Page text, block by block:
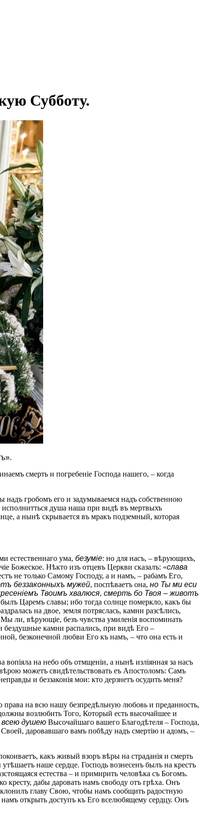
Субботу.
смерть и погребеніе Господа нашего, – когда
гробомъ его и задумываемся надъ собственною
душа наша при видѣ въ мертвыхъ
а нынѣ скрывается въ мракъ подземный, которая
естественнаго ума, безуміе: но для насъ, – вѣрующихъ,
Божеское. Нѣкто изъ отцевъ Церкви сказалъ: «слава
не только Самому Господу, а и намъ, – рабамъ Его,
беззаконныхъ мужей, поспѣваетъ она, но Ты ми ecи
Твоимъ хвалюся, смерть бо Твоя – животъ
Царемъ славы; ибо тогда солнце померкло, какъ бы
на двое, земля потряслась, камни разсѣлись,
ли, вѣрующіе, безъ чувства умиленія воспоминать
бездушные камни распались, при видѣ Его –
безконечной любви Его къ намъ, – что она есть и
на небо объ отмщеніи, а нынѣ изліянная за насъ
можетъ свидѣтельствовать еъ Апостоломъ: Самъ
и беззаконія мои: кто дерзнетъ осудить меня?
на всю нашу безпредѣльную любовь и преданность,
возлюбить Того, Который есть высочайшее и
всею душею Высочайшаго вашего Благодѣтеля – Господа,
даровавшаго вамъ побѣду надъ смертію и адомъ, –
какъ живый взоръ вѣры на страданія и смерть
наше сердце. Господь вознесенъ былъ на крестъ
естества – и примирить человѣка съ Богомъ.
дабы даровать намъ свободу отъ грѣха. Онъ
главу Свою, чтобы намъ сообщить радостную
открыть доступъ къ Его вселюбящему сердцу. Онъ